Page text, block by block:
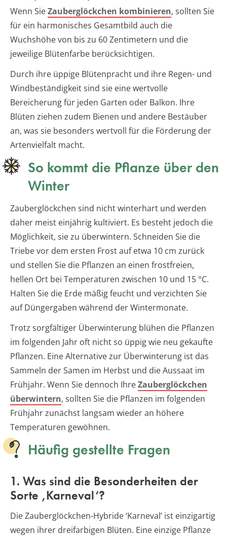
Wenn SieZauberglöckchen kombinieren, sollten Sie
für ein harmonisches Gesamtbild auch die
Wuchshöhe von bis zu 60 Zentimetern und die
jeweilige Blütenfarbe berücksichtigen.
Durch ihre üppige Blütenpracht und ihre Regen- und
Windbeständigkeit sind sie eine wertvolle
Bereicherung für jeden Garten oder Balkon. Ihre
Blüten ziehen zudem Bienen und andere Bestäuber
an, was sie besonders wertvoll für die Förderung der
Artenvielfalt macht.
So kommt die Pflanze über den
Winter
Zauberglöckchen sind nicht winterhart und werden
daher meist einjährig kultiviert. Es besteht jedoch die
Möglichkeit, sie zu überwintern. Schneiden Sie die
Triebe vor dem ersten Frost auf etwa 10 cm zurück
und stellen Sie die Pflanzen an einen frostfreien,
hellen Ort bei Temperaturen zwischen 10 und 15 °C.
Halten Sie die Erde mäßig feucht und verzichten Sie
auf Düngergaben während der Wintermonate.
Trotz sorgfältiger Überwinterung blühen die Pflanzen
im folgenden Jahr oft nicht so üppig wie neu gekaufte
Pflanzen. Eine Alternative zur Überwinterung ist das
Sammeln der Samen im Herbst und die Aussaat im
Frühjahr. Wenn Sie dennoch IhreZauberglöckchen
überwintern, sollten Sie die Pflanzen im folgenden
Frühjahr zunächst langsam wieder an höhere
Temperaturen gewöhnen.
Häufig gestellte Fragen
1. Was sind die Besonderheiten der
Sorte ‚Karneval‘?
Die Zauberglöckchen-Hybride ‘Karneval’ ist einzigartig
wegen ihrer dreifarbigen Blüten. Eine einzige Pflanze